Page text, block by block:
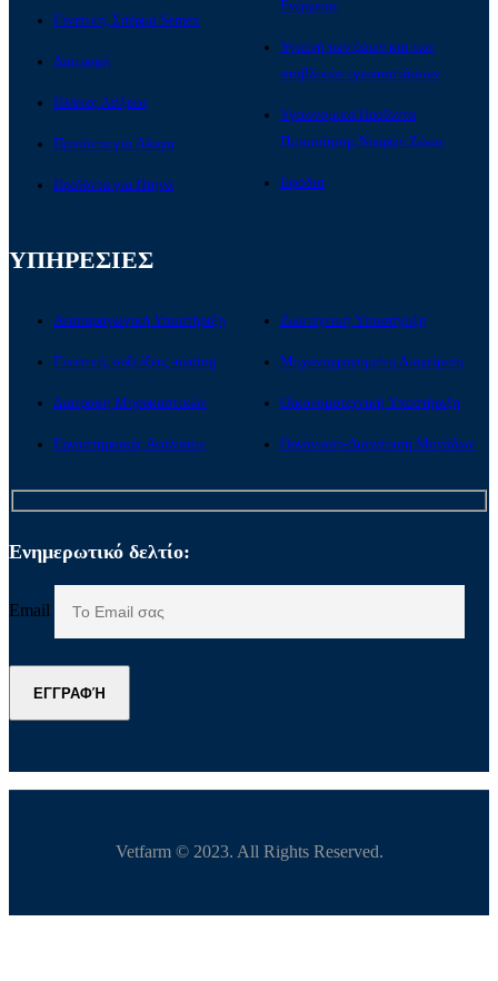
Γενετική, Σπέρμα Semex
Διατροφή
Πλάκες Λείξεως
Προϊόντα για Άλογα
Προϊόντα για Πτηνά
Ενέργειας
Υγιεινή των ζώων και των
σταβλικών εγκαταστάσεων
Υγειονομικά Προϊόντα
Περιποίησης Νεαρών Ζώων
Εφόδια
ΥΠΗΡΕΣΙΕΣ
Αναπαραγωγική Υποστήριξη
Γενετική, συζεύξεις -mating
Διατροφή Μηρυκαστικών
Εργαστηριακές Αναλύσεις
Ζωοτεχνική Υποστήριξη
Μηχανογραφημένη Διαχείριση
Οικονομοτεχνική Υποστήριξη
Οργάνωση-Διαχείριση Μονάδων
Ενημερωτικό δελτίο:
Email
ΕΓΓΡΑΦΉ
Vetfarm © 2023. All Rights Reserved.